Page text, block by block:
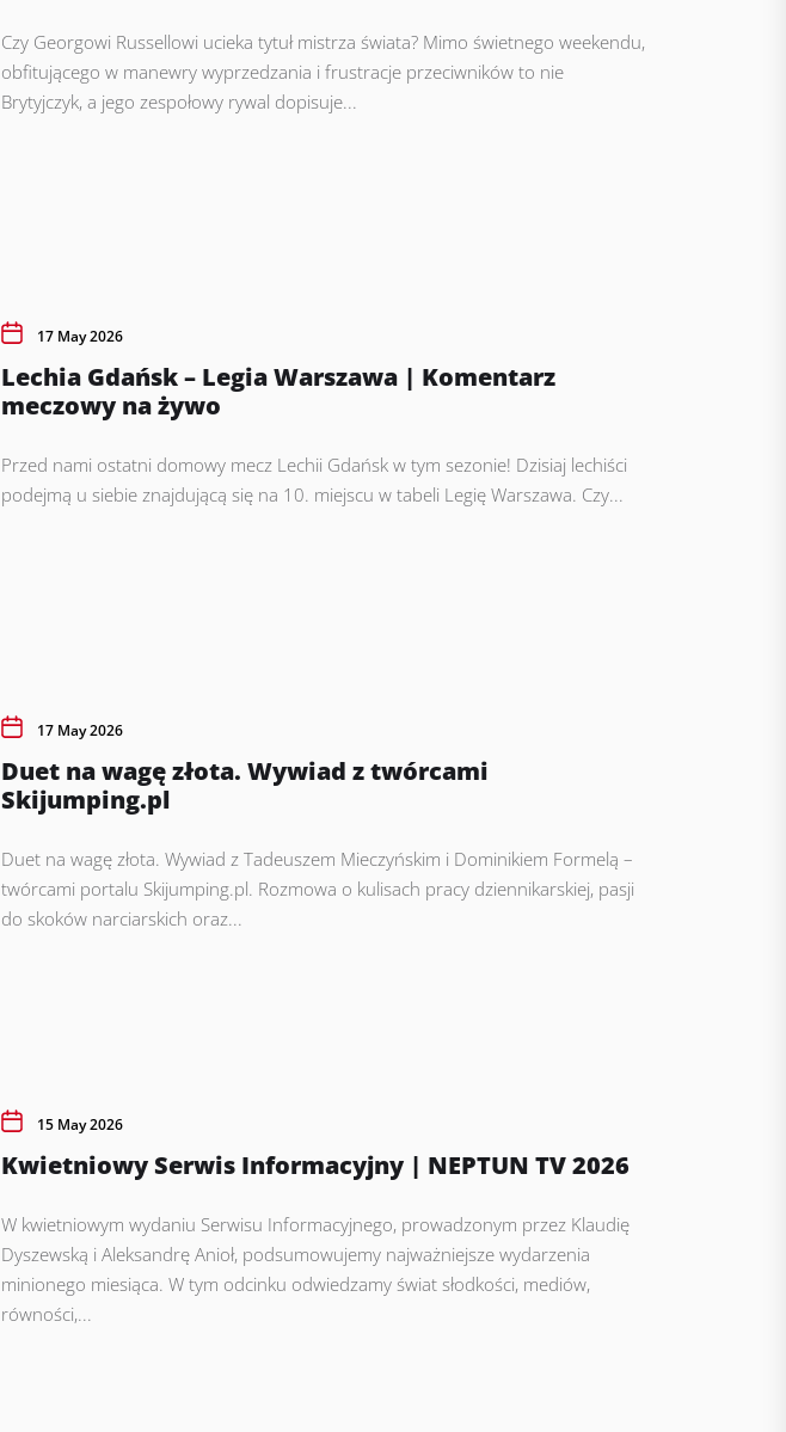
Czy Georgowi Russellowi ucieka tytuł mistrza świata? Mimo świetnego weekendu,
obfitującego w manewry wyprzedzania i frustracje przeciwników to nie
Brytyjczyk, a jego zespołowy rywal dopisuje...
17 May 2026
Lechia Gdańsk – Legia Warszawa | Komentarz
meczowy na żywo
Przed nami ostatni domowy mecz Lechii Gdańsk w tym sezonie! Dzisiaj lechiści
podejmą u siebie znajdującą się na 10. miejscu w tabeli Legię Warszawa. Czy...
17 May 2026
Duet na wagę złota. Wywiad z twórcami
Skijumping.pl
Duet na wagę złota. Wywiad z Tadeuszem Mieczyńskim i Dominikiem Formelą –
twórcami portalu Skijumping.pl. Rozmowa o kulisach pracy dziennikarskiej, pasji
do skoków narciarskich oraz...
15 May 2026
Kwietniowy Serwis Informacyjny | NEPTUN TV 2026
W kwietniowym wydaniu Serwisu Informacyjnego, prowadzonym przez Klaudię
Dyszewską i Aleksandrę Anioł, podsumowujemy najważniejsze wydarzenia
minionego miesiąca. W tym odcinku odwiedzamy świat słodkości, mediów,
równości,...